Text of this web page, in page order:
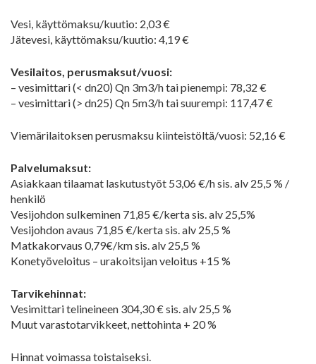
Vesi, käyttömaksu/kuutio: 2,03 €
Jätevesi, käyttömaksu/kuutio: 4,19 €
Vesilaitos, perusmaksut/vuosi:
– vesimittari (< dn20) Qn 3m3/h tai pienempi: 78,32 €
– vesimittari (> dn25) Qn 5m3/h tai suurempi: 117,47 €
Viemärilaitoksen perusmaksu kiinteistöltä/vuosi: 52,16 €
Palvelumaksut:
Asiakkaan tilaamat laskutustyöt 53,06 €/h sis. alv 25,5 % /
henkilö
Vesijohdon sulkeminen 71,85 €/kerta sis. alv 25,5%
Vesijohdon avaus 71,85 €/kerta sis. alv 25,5 %
Matkakorvaus 0,79€/km sis. alv 25,5 %
Konetyöveloitus – urakoitsijan veloitus +15 %
Tarvikehinnat:
Vesimittari telineineen 304,30 € sis. alv 25,5 %
Muut varastotarvikkeet, nettohinta + 20 %
Hinnat voimassa toistaiseksi.